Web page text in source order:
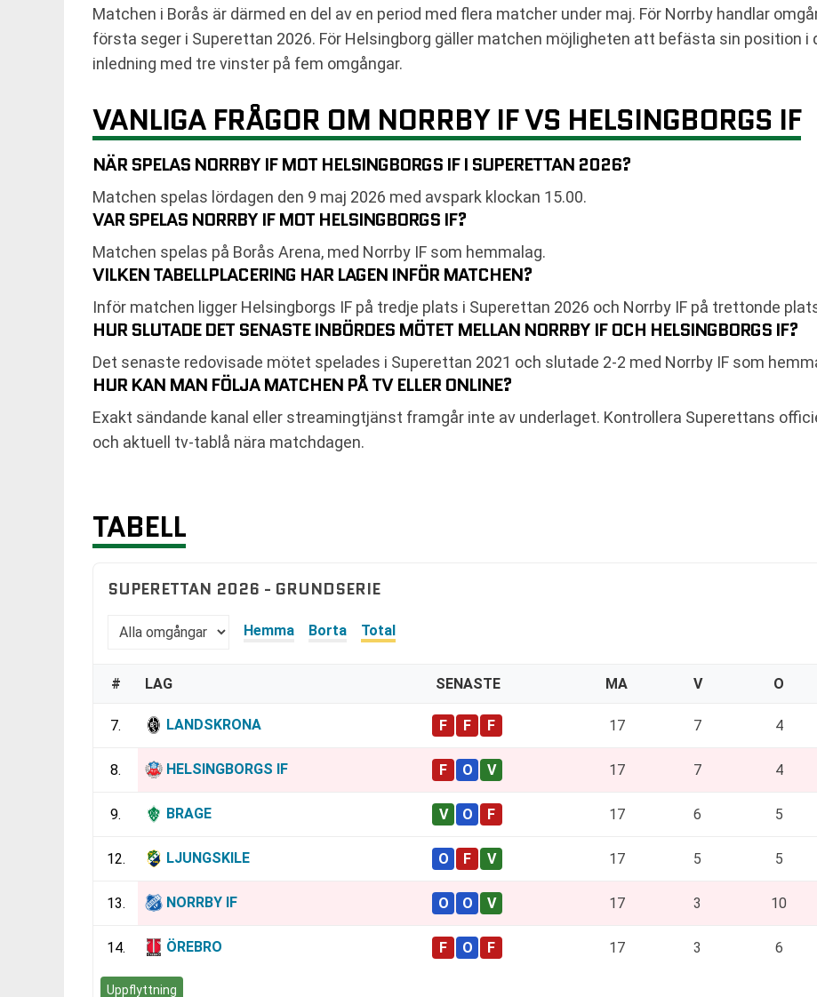
Matchen i Borås är därmed en del av en period med flera matcher under maj. För Norrby handlar
första seger i Superettan 2026. För Helsingborg gäller matchen möjligheten att befästa sin position i
inledning med tre vinster på fem omgångar.
VANLIGA FRÅGOR OM NORRBY IF VS HELSINGBORGS IF
NÄR SPELAS NORRBY IF MOT HELSINGBORGS IF I SUPERETTAN 2026?
Matchen spelas lördagen den 9 maj 2026 med avspark klockan 15.00.
VAR SPELAS NORRBY IF MOT HELSINGBORGS IF?
Matchen spelas på Borås Arena, med Norrby IF som hemmalag.
VILKEN TABELLPLACERING HAR LAGEN INFÖR MATCHEN?
Inför matchen ligger Helsingborgs IF på tredje plats i Superettan 2026 och Norrby IF på trettonde
HUR SLUTADE DET SENASTE INBÖRDES MÖTET MELLAN NORRBY IF OCH HELSINGBORGS IF?
Det senaste redovisade mötet spelades i Superettan 2021 och slutade 2-2 med Norrby IF som
HUR KAN MAN FÖLJA MATCHEN PÅ TV ELLER ONLINE?
Exakt sändande kanal eller streamingtjänst framgår inte av underlaget. Kontrollera Superettans
och aktuell tv-tablå nära matchdagen.
TABELL
SUPERETTAN 2026 - GRUNDSERIE
Hemma Borta Total
# LAG SENASTE MA V O
7. LANDSKRONA 17 7 4
8. HELSINGBORGS IF 17 7 4
9. BRAGE 17 6 5
12. LJUNGSKILE 17 5 5
13. NORRBY IF 17 3 10
14. ÖREBRO 17 3 6
Uppflyttning